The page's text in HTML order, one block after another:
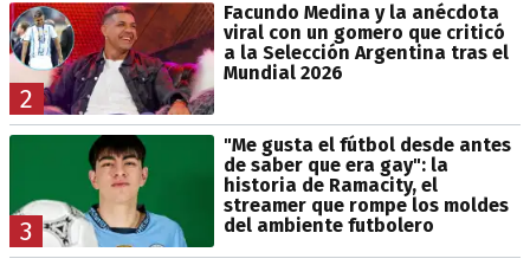
2
Facundo Medina y la anécdota
viral con un gomero que criticó
a la Selección Argentina tras el
Mundial 2026
3
"Me gusta el fútbol desde antes
de saber que era gay": la
historia de Ramacity, el
streamer que rompe los moldes
del ambiente futbolero